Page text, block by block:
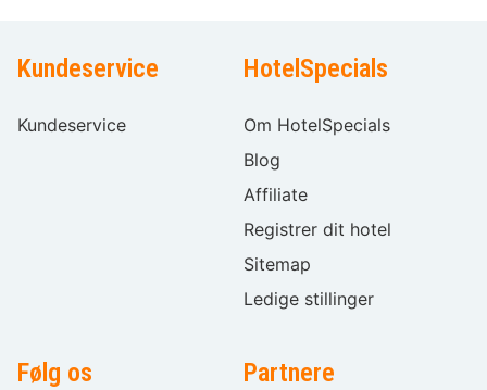
Kundeservice
Kundeservice
HotelSpecials
Om HotelSpecials
Blog
Affiliate
Registrer dit hotel
Sitemap
Ledige stillinger
Følg os Partnere